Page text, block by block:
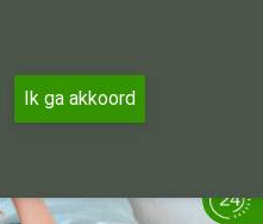
Ik ga akkoord